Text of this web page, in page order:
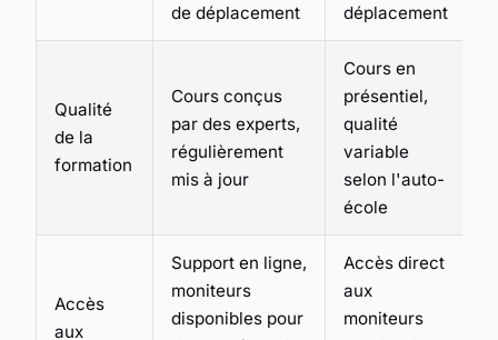
de déplacement
déplacement
Qualité
de la
formation
Cours conçus
par des experts,
régulièrement
mis à jour
Cours en
présentiel,
qualité
variable
selon l'auto-
école
Accès
aux
Support en ligne,
moniteurs
disponibles pour
Accès direct
aux
moniteurs